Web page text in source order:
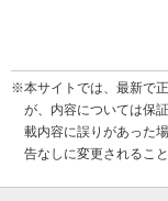
※本サイトでは、最新で
が、内容については保
載内容に誤りがあった
告なしに変更されるこ